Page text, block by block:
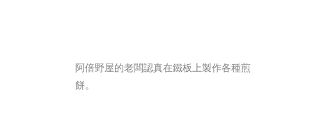
阿倍野屋的老闆認真在鐵板上製作各種煎
餅。